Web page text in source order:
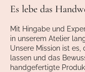
Es lebe das
Mit Hingabe und
in unserem Atelier
Unsere Mission ist
lassen und das
handgefertigte